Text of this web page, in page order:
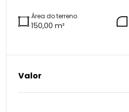
Área do terreno
150,00 m²
Valor